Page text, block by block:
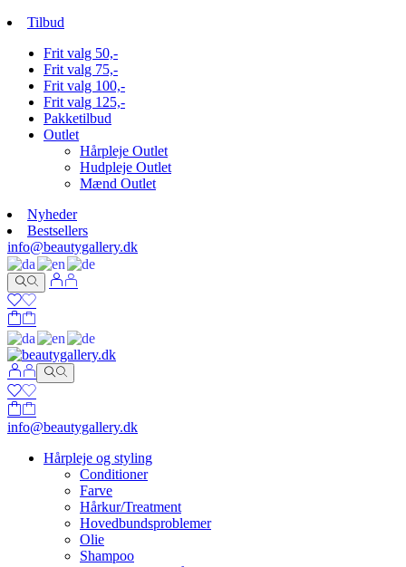
Tilbud
Frit valg 50,-
Frit valg 75,-
Frit valg 100,-
Frit valg 125,-
Pakketilbud
Outlet
Hårpleje Outlet
Hudpleje Outlet
Mænd Outlet
Nyheder
Bestsellers
info@beautygallery.dk
info@beautygallery.dk
Hårpleje og styling
Conditioner
Farve
Hårkur/Treatment
Hovedbundsproblemer
Olie
Shampoo